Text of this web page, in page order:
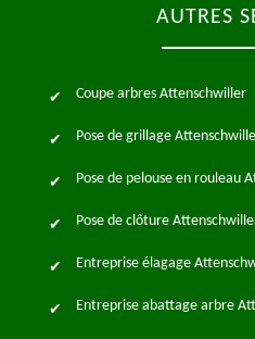
AUTRES
Coupe arbres Attenschwiller
Pose de grillage
Pose de pelouse en rouleau
Pose de clôture
Entreprise élagage
Entreprise abattage arbre